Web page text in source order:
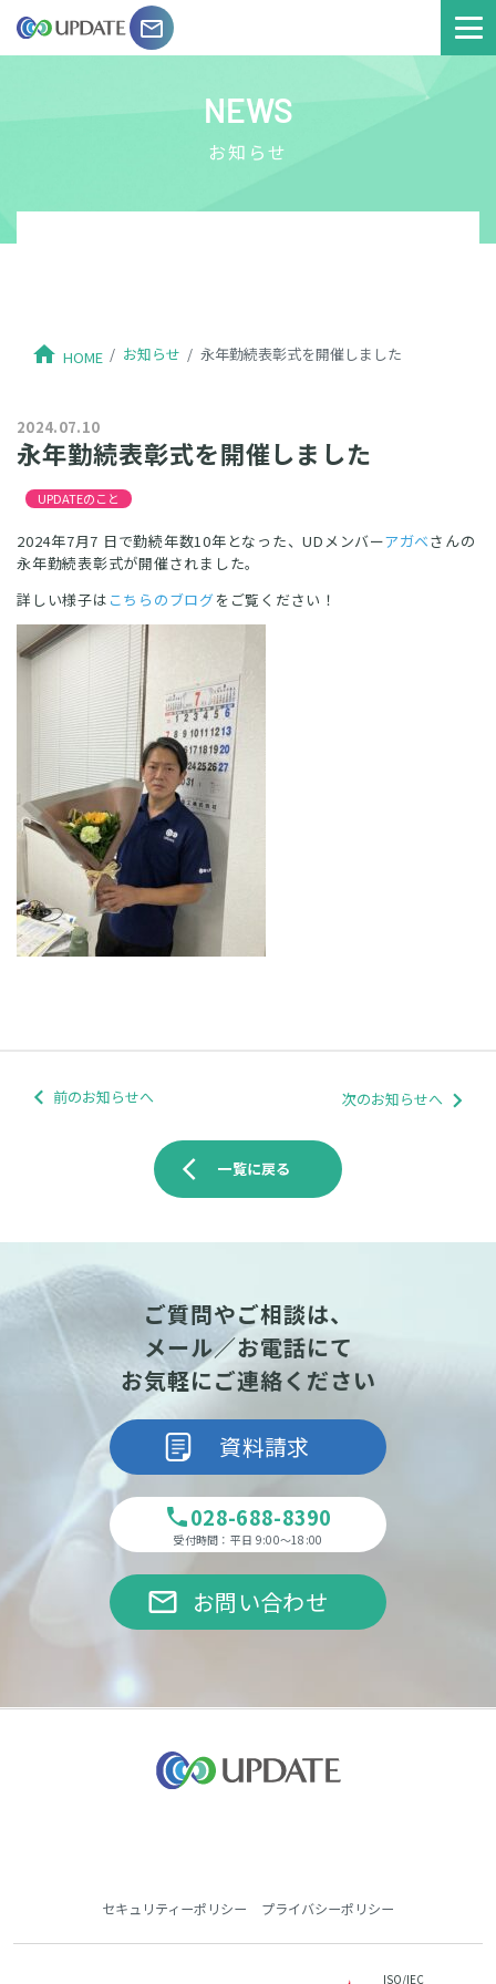
email
NEWS
お知らせ
home HOME お知らせ 永年勤続表彰式を開催しました
2024.07.10
永年勤続表彰式を開催しました
UPDATEのこと
2024年7月7 日で勤続年数10年となった、UDメンバーアガベさんの
永年勤続表彰式が開催されました。
詳しい様子は こちらのブログをご覧ください！
前のお知らせへ 次のお知らせへ
arrow_back_ios 一覧に戻る
ご質問やご相談は、
メール／お電話にて
お気軽にご連絡ください
資料請求
phone028-688-8390
受付時間：平日 9:00～18:00
email お問い合わせ
セキュリティーポリシー プライバシーポリシー
ISO/IEC